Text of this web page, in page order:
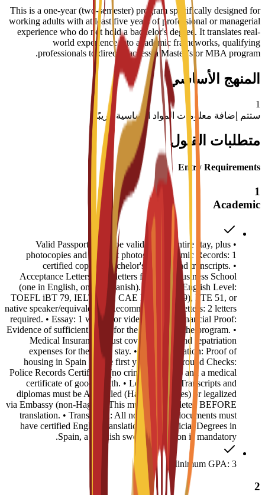
This is a one-year (two-semester) program specifically designed for
working adults with at least five years of professional or managerial
experience who do not hold a bachelor's degree. It translates real-
world experience into academic frameworks, qualifying
professionals to directly access a Master’s or MBA program.
المنهج الأساسي
1
ستتم إضافة معلومات المواد الأساسية قريبًا
متطلبات القبول
Entry Requirements
1
Academic
• Valid Passport: Must be valid for the entire stay, plus
photocopies and 4 recent photos. • Academic Records: 1
certified copy of Bachelor's degree and transcripts. •
Acceptance Letters: Two letters from EU Business School
(one in English, one in Spanish). • Proof of English Level:
TOEFL iBT 79, IELTS 6.0, CAE B2 (min 169), PTE 51, or
native speaker/equivalent. • Recommendation Letters: 2 letters
required. • Essay: 1 written or video essay. • Financial Proof:
Evidence of sufficient funds for the duration of the program. •
Medical Insurance: Must cover medical and repatriation
expenses for the entire stay. • Accommodation: Proof of
housing in Spain for the first year. • Background Checks:
Police Records Certificate (no criminal record) and a medical
certificate of good health. • Legalization: Transcripts and
diplomas must be Apostilled (Hague countries) or legalized
via Embassy (non-Hague). This must be completed BEFORE
translation. • Translation: All non-English documents must
have certified English translations. For Official Degrees in
Spain, a Spanish sworn translation is mandatory.
Minimum GPA: 3
2